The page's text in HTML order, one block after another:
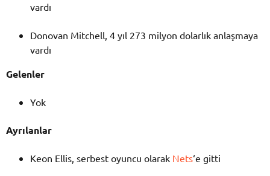
vardı
Donovan Mitchell, 4 yıl 273 milyon dolarlık anlaşmaya
vardı
Gelenler
Yok
Ayrılanlar
Keon Ellis, serbest oyuncu olarak Nets‘e gitti